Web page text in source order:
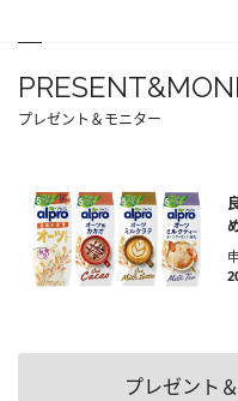
プレゼント＆モニター
プレゼント